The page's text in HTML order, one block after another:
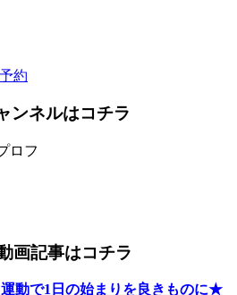
ンネルはコチラ
画記事はコチラ
動で1日の始まりを良きものに★